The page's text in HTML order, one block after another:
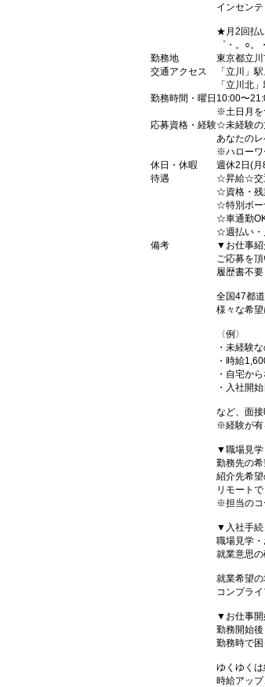
インセン
★月2回払
゜・。○
勤務地
東京都立
交通アクセス
「立川」
「立川北
勤務時間・曜日 10:00〜
※土日月を
応募資格・経験☆未経験
あなたの
※ハローワ
休日・休暇
週休2日(
待遇
☆昇給☆交
☆資格・残
☆特別ボー
☆車通勤
☆週払い・
備考
▼お仕事紹
ご応募を
履歴書不
全国47都
様々な希望
〈例〉
・未経験
・時給
・自宅か
・入社開
など、面
※経験が有
▼職場見学
勤務先の
紹介先希
リモート
※担当のコ
▼入社手続
職場見学
就業意思の
就業希望
コンプラ
▼お仕事開
勤務開始後
勤務時で困
ゆくゆく
時給アッ